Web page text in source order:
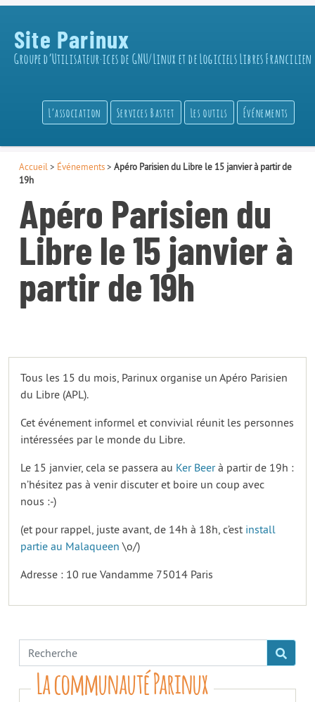
Site Parinux
Groupe d’Utilisateur·ices de GNU/Linux et de Logiciels Libres Francilien
L’association Services Bastet Les outils Événements
Accueil > Événements> Apéro Parisien du Libre le 15 janvier à partir de
19h
Apéro Parisien du
Libre le 15 janvier à
partir de 19h
Tous les 15 du mois, Parinux organise un Apéro Parisien
du Libre (APL).
Cet événement informel et convivial réunit les personnes
intéressées par le monde du Libre.
Le 15 janvier, cela se passera au Ker Beerà partir de 19h :
n’hésitez pas à venir discuter et boire un coup avec
nous :-)
(et pour rappel, juste avant, de 14h à 18h, c’est install
partie au Malaqueen \o/)
Adresse : 10 rue Vandamme 75014 Paris
La communauté Parinux